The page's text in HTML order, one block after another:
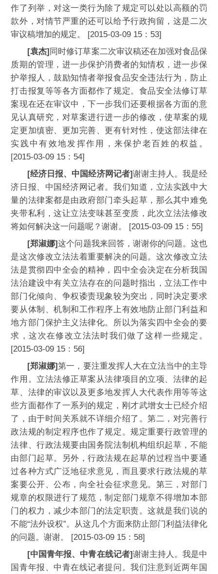
作了列举，对这一类行为除了规定可以处以高额的罚
款外，对情节严重的还可以给予行政拘留，这是二次
审议稿增加的规定。 [2015-03-09 15：53]
[袁杰]同时修订草案二次审议稿还在加强对食品保
质期的管理，进一步保护消费者的知情权，进一步保
护举报人，鼓励知情者举报食品安全违法行为，防止
打击报复等等各方面都作了规定。食品安全法修订草
案现在还在审议中，下一步我们还要根据各方面的意
见认真研究，对草案进行进一步的修改，使草案的规
定更加缜密、更加完善、更有针对性，使这部法律在
实践中有效地发挥作用，来保护老百姓的权益。
[2015-03-09 15：54]
[经济日报、中国经济网记者]谢谢主持人。我是经
济日报、中国经济网记者。我们知道，立法实践中大
量的法律案都是由政府部门牵头起草，那么其中难免
夹带私利，这让立法变味甚至变质，此次立法法修改
将如何解决这一问题呢？谢谢。 [2015-03-09 15：55]
[郑淑娜]这个问题我来回答，谢谢你的问题。这也
是这次修改立法法着重要解决的问题。这次修改立法
法是贯彻四中全会的精神，四中全会决定在分析我国
法治建设中有关立法存在的问题时指出，立法工作中
部门化倾向、争权诿责现象较为突出，同时决定要求
要从体制、机制和工作程序上有效地防止部门利益和
地方部门保护主义法律化。所以为落实四中全会的要
求，这次在修改立法法时我们做了这样一些规定。
[2015-03-09 15：56]
[郑淑娜]第一，要注重发挥人大在立法当中的主导
作用。立法法修正草案从法律项目的立项、法律的起
草、法律的审议以及更多地发挥人大代表作用等等这
些方面都作了一系列的规定，刚才武增女士已经介绍
了，由于时间关系就不详细介绍了。第二，对完善行
政法规的制定程序也作了规定。规定重要行政管理的
法律、行政法规要由国务院法制机构组织起草，不能
由部门起草。另外，行政法规在起草的过程当中要通
过各种方式广泛地征求意见，而且要求行政法规的草
案要公开、公布，向全社会征求意见。第三，对部门
规章的权限进行了规范，制定部门规章不得增加本部
门的权力，减少本部门的法定职责。这就是我们说的
不能“法外设权”。从这几个方面来防止部门利益法律化
的问题。谢谢。 [2015-03-09 15：58]
[中国青年报、中青在线记者]谢谢主持人。我是中
国青年报、中青在线记者提问。我们注意到近两年国